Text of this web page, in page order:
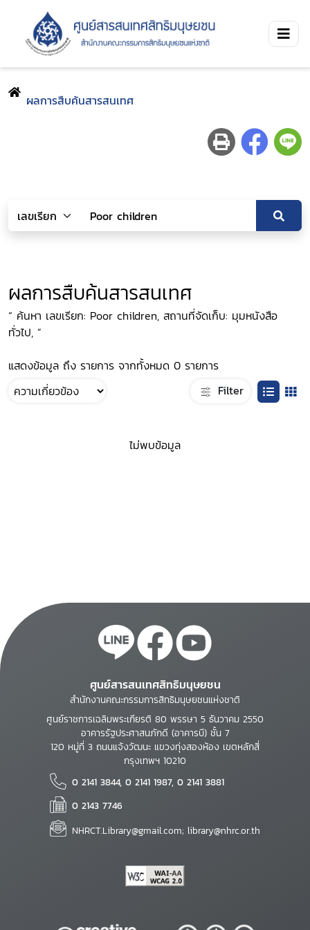
ผลการสืบค้นสารสนเทศ
ผลการสืบค้นสารสนเทศ
“ ค้นหา เลขเรียก: Poor children, สถานที่จัดเก็บ: มุมหนังสือ
ทั่วไป, ”
แสดงข้อมูล ถึง รายการ จากทั้งหมด 0 รายการ
Filter
ไม่พบข้อมูล
ศูนย์สารสนเทศสิทธิมนุษยชน
สำนักงานคณะกรรมการสิทธิมนุษยชนแห่งชาติ
ศูนย์ราชการเฉลิมพระเกียรติ 80 พรรษา 5 ธันวาคม 2550
อาคารรัฐประศาสนภักดี (อาคารบี) ชั้น 7
120 หมู่ที่ 3 ถนนแจ้งวัฒนะ แขวงทุ่งสองห้อง เขตหลักสี่
กรุงเทพฯ 10210
0 2141 3844, 0 2141 1987, 0 2141 3881
0 2143 7746
NHRCT.Library@gmail.com; library@nhrc.or.th